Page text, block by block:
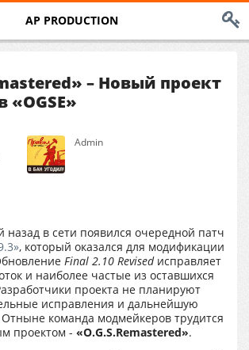
AP PRODUCTION
– Новый проект
«OGSE»
Аdmin
назад в сети появился очередной патч
, который оказался для модификации
Final 2.10 Revisedисправляет
и наиболее частые из оставшихся
проекта не планируют
исправления и дальнейшую
команда модмейкеров трудится
проектом - «O.G.S.Remastered».